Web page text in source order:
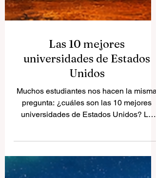
Las 10 mejores
Unidos
Muchos estudiantes nos hacen la misma
pregunta: ¿cuáles son las 10 mejores